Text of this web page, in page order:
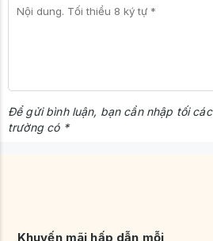
Để gửi bình luận, bạn cần nhập tối các
trường có *
Khuyến mãi hấp dẫn mỗi